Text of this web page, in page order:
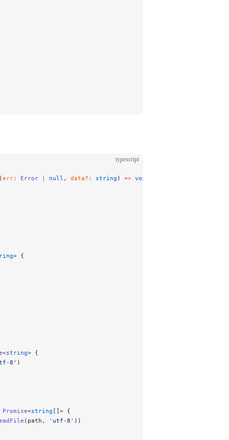
typescript
err: Error | null , data?: string ) => void
> {
<string> {
8' )
Promise<string []> {
(path, 'utf-8' ))